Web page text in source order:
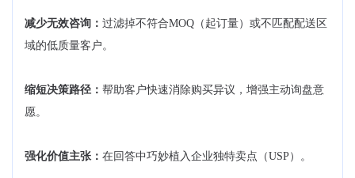
减少无效咨询： 过滤掉不符合MOQ（起订量）或不匹配配送区
域的低质量客户。
缩短决策路径： 帮助客户快速消除购买异议，增强主动询盘意
愿。
强化价值主张： 在回答中巧妙植入企业独特卖点（USP）。